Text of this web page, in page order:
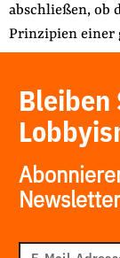
abschließen, ob
Prinzipien einer